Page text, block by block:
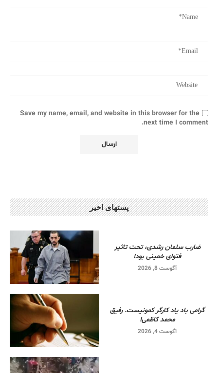
Save my name, email, and website in this browser for the
next time I comment.
پستهای اخیر
ضارب سلمان رشدی، تحت تاثیر
فتوای خمینی بود!
آگوست 8, 2026
گرامی باد یاد کارگر کمونیست. رفیق
محمد کاظمی!
آگوست 4, 2026